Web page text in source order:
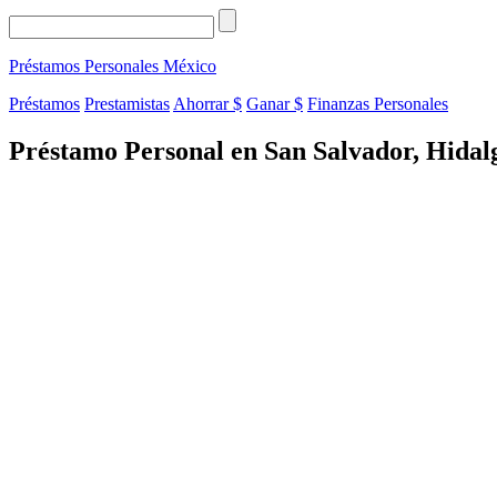
Préstamos Personales México
Préstamos Prestamistas Ahorrar $ Ganar $ Finanzas Personales
Préstamo Personal en San Salvador,